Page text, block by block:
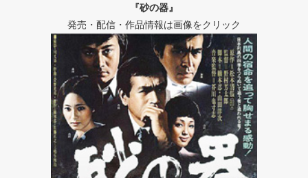
『砂の器』
発売・配信・作品情報は画像をクリック